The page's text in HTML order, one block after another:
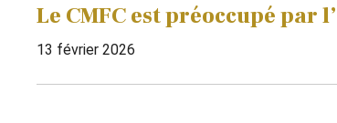
Le CMFC est préoccupé
13 février 2026